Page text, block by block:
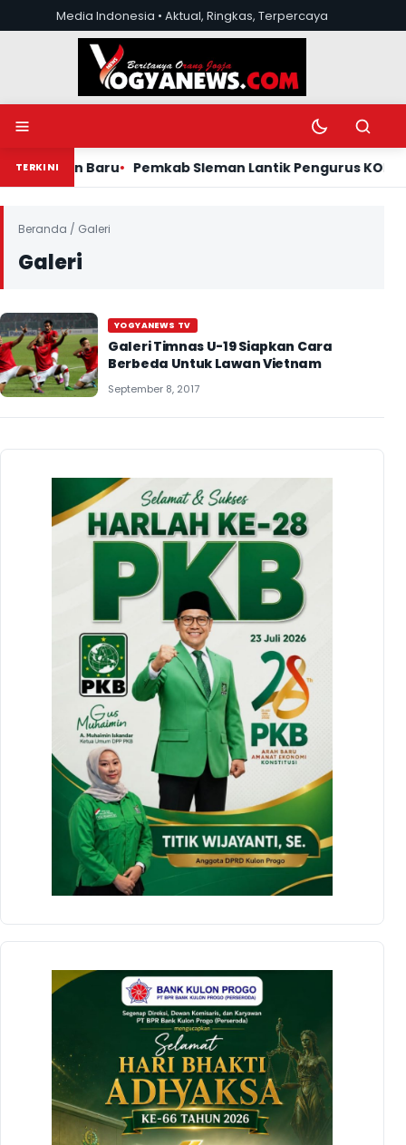
Lewati ke kontenMedia Indonesia • Aktual, Ringkas, Terpercaya
TERKINI
Pemkab Sleman Lantik Pengurus KOPI TB dan Gelar
Beranda / Galeri
Galeri
YOGYANEWS TV
Galeri Timnas U-19 Siapkan Cara
Berbeda Untuk Lawan Vietnam
September 8, 2017